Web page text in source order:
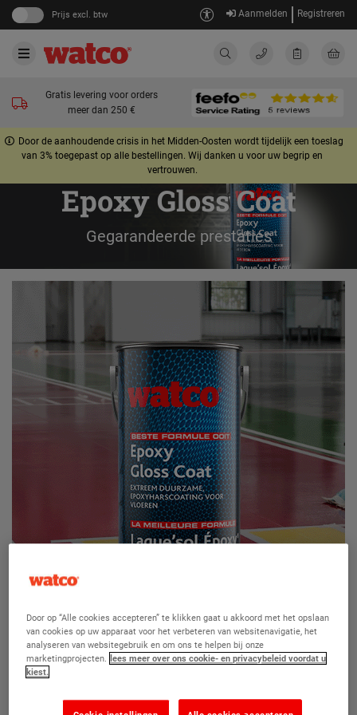
Prijs excl. btw Aanmelden Registreren
Gratis levering voor orders
meer dan 250 €
Door de aanhoudende crisis in het Midden-Oosten wordt tijdelijk een toeslag
van 3% toegepast op alle bestellingen. Wij danken u voor uw begrip en
vertrouwen.
Epoxy Gloss Coat
Gegarandeerde prestaties
Door op “Alle cookies accepteren” te klikken gaat u akkoord met het opslaan
van cookies op uw apparaat voor het verbeteren van websitenavigatie, het
analyseren van websitegebruik en om ons te helpen bij onze
marketingprojecten. lees meer over ons cookie- en privacybeleid voordat u
kiest.